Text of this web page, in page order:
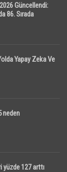
Güncellendi:
86. Sırada
Yapay Zeka Ve
neden
yüzde 127 arttı